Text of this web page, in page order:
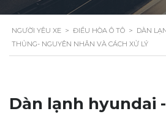
NGƯỜI YÊU XE > ĐIỀU HÒA Ô TÔ > DÀN
THỦNG- NGUYÊN NHÂN VÀ CÁCH XỬ LÝ
Dàn lạnh hyundai